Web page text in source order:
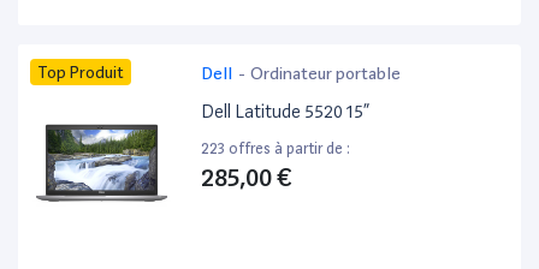
Top Produit Dell - Ordinateur portable
Dell Latitude 5520 15”
223 offres à partir de :
285,00 €